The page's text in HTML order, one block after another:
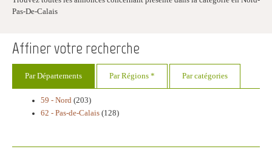
Pas-De-Calais
Affiner votre recherche
Par Départements Par Régions * Par catégories
59 - Nord (203)
62 - Pas-de-Calais (128)